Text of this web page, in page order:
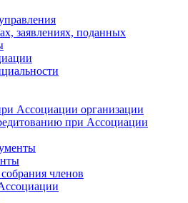
заявлениях, поданных
Ассоциации организации
при Ассоциации
членов